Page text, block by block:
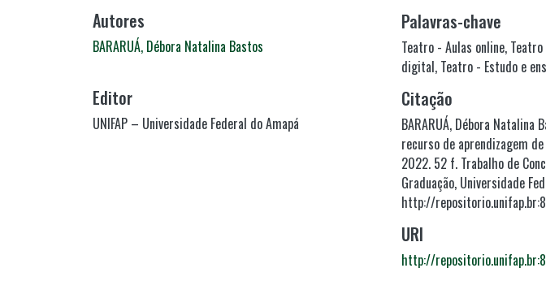
Autores
BARARUÁ, Débora Natalina Bastos
Editor
UNIFAP – Universidade Federal do Amapá
Palavras-chave
Teatro - Aulas online,
digital, Teatro - Estudo e
Citação
BARARUÁ, Débora
recurso de aprendizagem
2022. 52 f. Trabalho de
Graduação, Universidade
http://
URI
http://